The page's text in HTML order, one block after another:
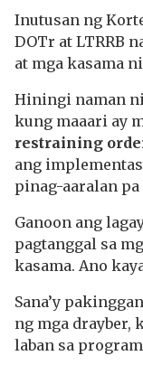
Inutusan ng
DOTr at LTRRB
at mga kasama
Hiningi naman
kung maaari ay
restraining
ang
pinag-aaralan
Ganoon ang
pagtanggal sa
kasama. Ano
Sana’y
ng mga drayber,
laban sa